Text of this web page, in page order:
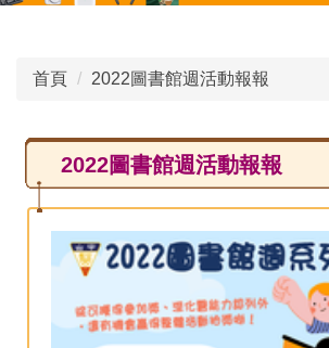
首頁 2022圖書館週活動報報
2022圖書館週活動報報